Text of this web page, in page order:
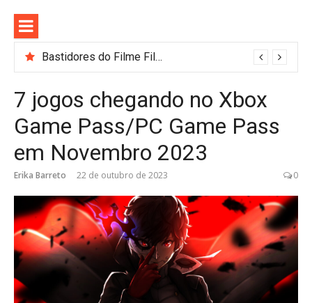
para
conteúdo
Bastidores do Filme Filhos de Sangue e Osso Revelam a Magia de Orïsha
7 jogos chegando no Xbox
Game Pass/PC Game Pass
em Novembro 2023
Erika Barreto 22 de outubro de 2023 0